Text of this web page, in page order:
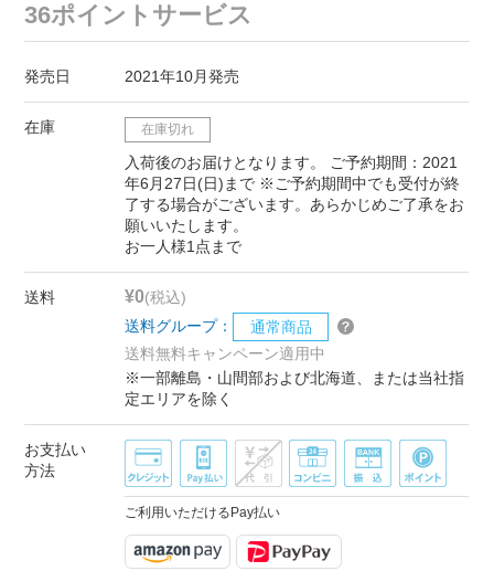
36ポイントサービス
発売日 2021年10月発売
在庫 在庫切れ
入荷後のお届けとなります。 ご予約期間：2021
年6月27日(日)まで ※ご予約期間中でも受付が終
了する場合がございます。あらかじめご了承をお
願いいたします。
お一人様1点まで
送料 ¥0(税込)
送料グループ：
通常商品
送料無料キャンペーン適用中
※一部離島・山間部および北海道、または当社指
定エリアを除く
お支払い
方法
ご利用いただけるPay払い